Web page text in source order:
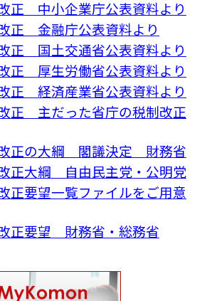
正 中小企業庁公表資料より
正 金融庁公表資料より
正 国土交通省公表資料より
正 厚生労働省公表資料より
正 経済産業省公表資料より
正 主だった省庁の税制改正
正の大綱 閣議決定 財務省
正大綱 自由民主党・公明党
正要望一覧ファイルをご用意
正要望 財務省・総務省